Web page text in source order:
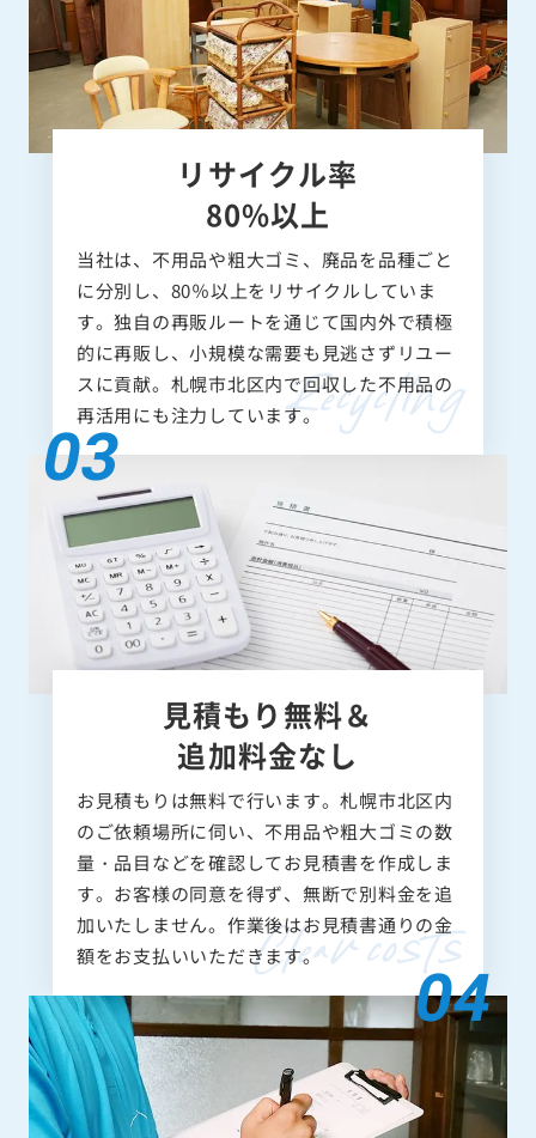
リサイクル率
80%以上
当社は、不用品や粗大ゴミ、廃品を品種ごと
に分別し、80％以上をリサイクルしていま
す。独自の再販ルートを通じて国内外で積極
的に再販し、小規模な需要も見逃さずリユー
スに貢献。札幌市北区内で回収した不用品の
再活用にも注力しています。
見積もり無料＆
追加料金なし
お見積もりは無料で行います。札幌市北区内
のご依頼場所に伺い、不用品や粗大ゴミの数
量・品目などを確認してお見積書を作成しま
す。お客様の同意を得ず、無断で別料金を追
加いたしません。作業後はお見積書通りの金
額をお支払いいただきます。